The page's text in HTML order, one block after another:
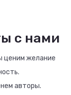
с нами
ценим желание
авторы.